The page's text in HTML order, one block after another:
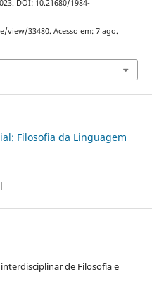
DOI: 10.21680/1984-
33480. Acesso em: 7 ago.
Filosofia da Linguagem
de Filosofia e